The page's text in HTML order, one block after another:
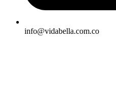
info@vidabella.com.co